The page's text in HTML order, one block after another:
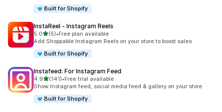
Built for Shopify
InstaReel ‑ Instagram Reels
5.0เต็ม 5 ดาว
(5)
ทั้งหมด 5 รีวิว
•Free plan available
Add Shoppable Instagram Reels on your store to boost sales
Built for Shopify
Instafeed: For Instagram Feed
4.9เต็ม 5 ดาว
(141)
ทั้งหมด 141 รีวิว
•Free trial available
Show Instagram feed, social media feed & gallery on your store
Built for Shopify